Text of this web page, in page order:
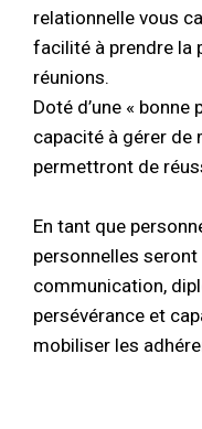
relationnelle vous
facilité à prendre la
réunions.
Doté d’une «
capacité à gérer de
permettront de
En tant que
personnelles
communication,
persévérance et
mobiliser les